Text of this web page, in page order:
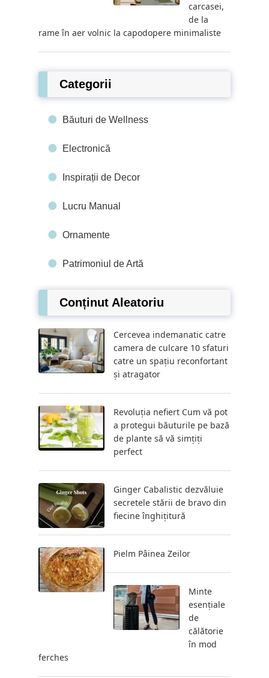
carcasei,
de la
rame în aer volnic la capodopere minimaliste
Categorii
Băuturi de Wellness
Electronică
Inspirații de Decor
Lucru Manual
Ornamente
Patrimoniul de Artă
Conținut Aleatoriu
Cercevea indemanatic catre
camera de culcare 10 sfaturi
catre un spațiu reconfortant
și atragator
Revoluția nefiert Cum vă pot
a protegui băuturile pe bază
de plante să vă simțiți
perfect
Ginger Cabalistic dezvăluie
secretele stării de bravo din
fiecine înghițitură
Pielm Pâinea Zeilor
Minte
esențiale
de
călătorie
în mod
ferches